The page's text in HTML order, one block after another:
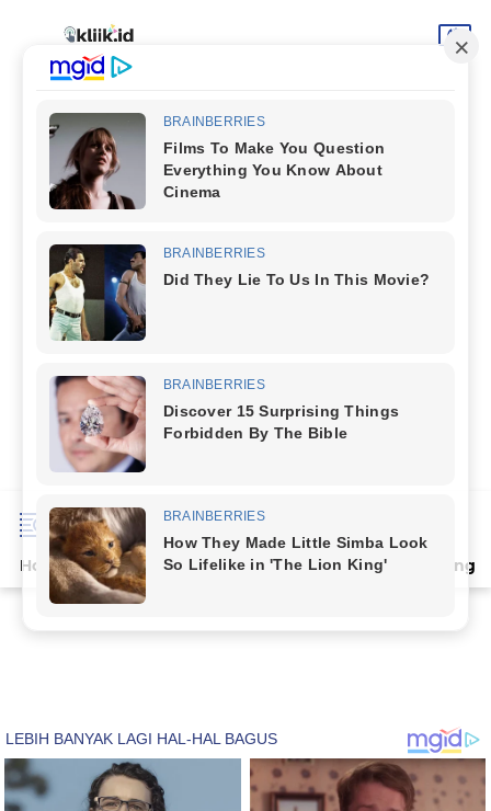
Home Terpopuler Indeks Artikel Deli Serdang